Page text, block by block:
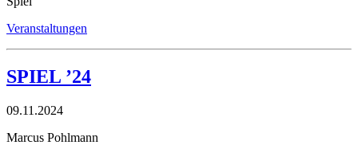
Veranstaltungen
SPIEL ’24
09.11.2024
Marcus Pohlmann